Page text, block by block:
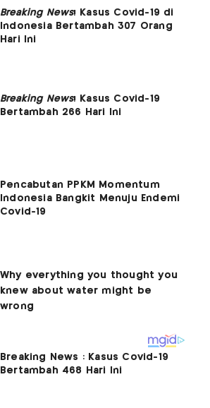
Breaking News! Kasus Covid-19 di
Indonesia Bertambah 307 Orang
Hari Ini
Breaking News! Kasus Covid-19
Bertambah 266 Hari Ini
Pencabutan PPKM Momentum
Indonesia Bangkit Menuju Endemi
Covid-19
Breaking News : Kasus Covid-19
Bertambah 468 Hari Ini